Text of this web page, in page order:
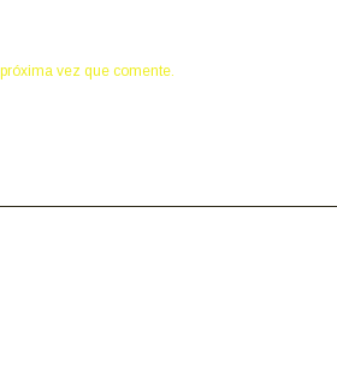
vez que comente.